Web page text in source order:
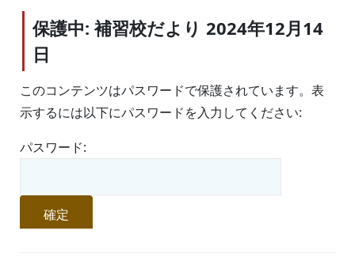
保護中: 補習校だより 2024年12月14
日
このコンテンツはパスワードで保護されています。表
示するには以下にパスワードを入力してください:
パスワード: